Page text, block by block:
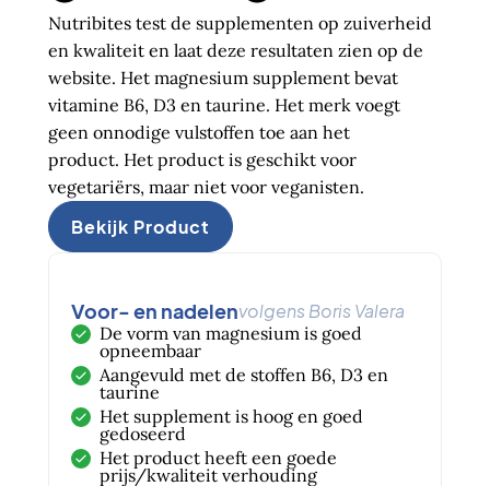
Nutribites test de supplementen op zuiverheid
en kwaliteit en laat deze resultaten zien op de
website. Het magnesium supplement bevat
vitamine B6, D3 en taurine. Het merk voegt
geen onnodige vulstoffen toe aan het
product. Het product is geschikt voor
vegetariërs, maar niet voor veganisten.
Bekijk Product
Voor- en nadelenvolgens Boris Valera
De vorm van magnesium is goed
opneembaar
Aangevuld met de stoffen B6, D3 en
taurine
Het supplement is hoog en goed
gedoseerd
Het product heeft een goede
prijs/kwaliteit verhouding